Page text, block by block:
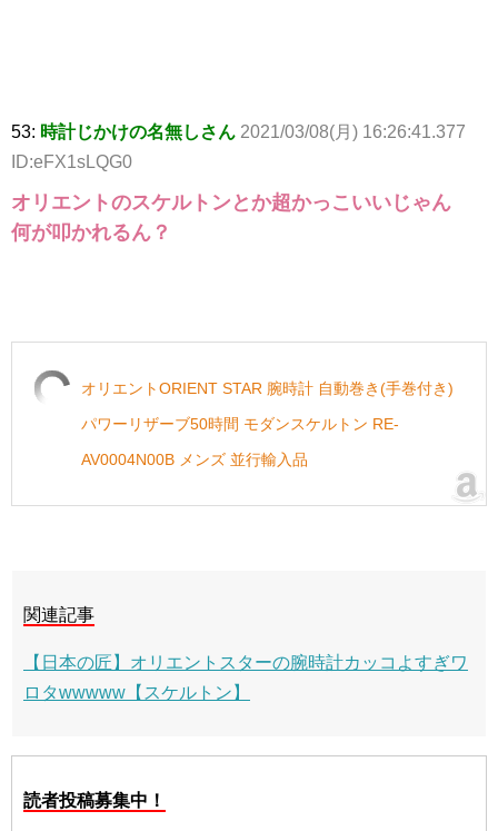
53: 時計じかけの名無しさん 2021/03/08(月) 16:26:41.377
ID:eFX1sLQG0
オリエントのスケルトンとか超かっこいいじゃん
何が叩かれるん？
オリエントORIENT STAR 腕時計 自動巻き(手巻付き)
パワーリザーブ50時間 モダンスケルトン RE-
AV0004N00B メンズ 並行輸入品
関連記事
【日本の匠】オリエントスターの腕時計カッコよすぎワ
ロタwwwww【スケルトン】
読者投稿募集中！